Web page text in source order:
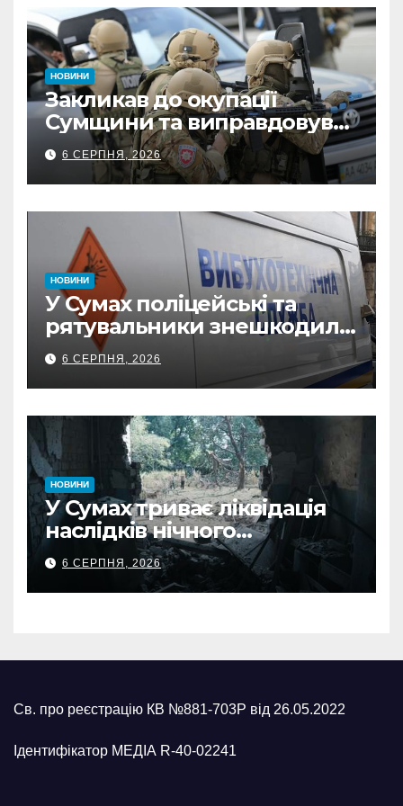
НОВИНИ
Закликав до окупації
Сумщини та виправдовував
обстріли: СБУ викрила
прокремлівського агітатора
з Охтирки
6 СЕРПНЯ, 2026
НОВИНИ
У Сумах поліцейські та
рятувальники знешкодили
500-кілограмову авіабомбу
росіян
6 СЕРПНЯ, 2026
НОВИНИ
У Сумах триває ліквідація
наслідків нічного
масованого удару КАБами
6 СЕРПНЯ, 2026
Св. про реєстрацію КВ №881-703Р від 26.05.2022
Ідентифікатор МЕДІА R-40-02241